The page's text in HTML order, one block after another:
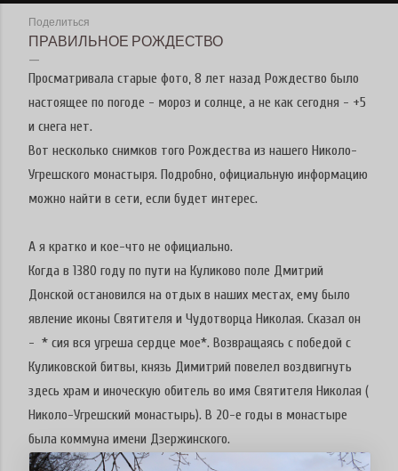
Поделиться
ПРАВИЛЬНОЕ РОЖДЕСТВО
Просматривала старые фото, 8 лет назад Рождество было
настоящее по погоде - мороз и солнце, а не как сегодня - +5
и снега нет.
Вот несколько снимков того Рождества из нашего Николо-
Угрешского монастыря. Подробно, официальную информацию
можно найти в сети, если будет интерес.
А я кратко и кое-что не официально.
Когда в 1380 году по пути на Куликово поле Дмитрий
Донской остановился на отдых в наших местах, ему было
явление иконы Святителя и Чудотворца Николая. Сказал он
- * сия вся угреша сердце мое*. Возвращаясь с победой с
Куликовской битвы, князь Димитрий повелел воздвигнуть
здесь храм и иноческую обитель во имя Святителя Николая (
Николо-Угрешский монастырь). В 20-е годы в монастыре
была коммуна имени Дзержинского.